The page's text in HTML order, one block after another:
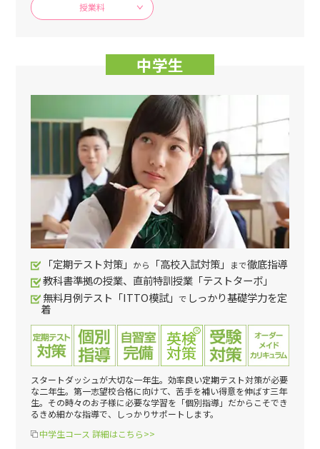
授業料
中学生
「定期テスト対策」 から 「高校入試対策」 まで徹底指導
教科書準拠の授業、直前特訓授業「テストターボ」
無料月例テスト「ITTO模試」 で しっかり基礎学力を定
着
スタートダッシュが大切な一年生。効率良い定期テスト対策が必要
な二年生。第一志望校合格に向けて、苦手を補い得意を伸ばす三年
生。その時々のお子様に必要な学習を「個別指導」だからこそでき
るきめ細かな指導で、しっかりサポートします。
中学生コース 詳細はこちら>>